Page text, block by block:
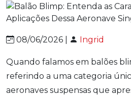
08/06/2026 | Ingrid
Quando falamos em balões
referindo a uma categoria
aeronaves suspensas que